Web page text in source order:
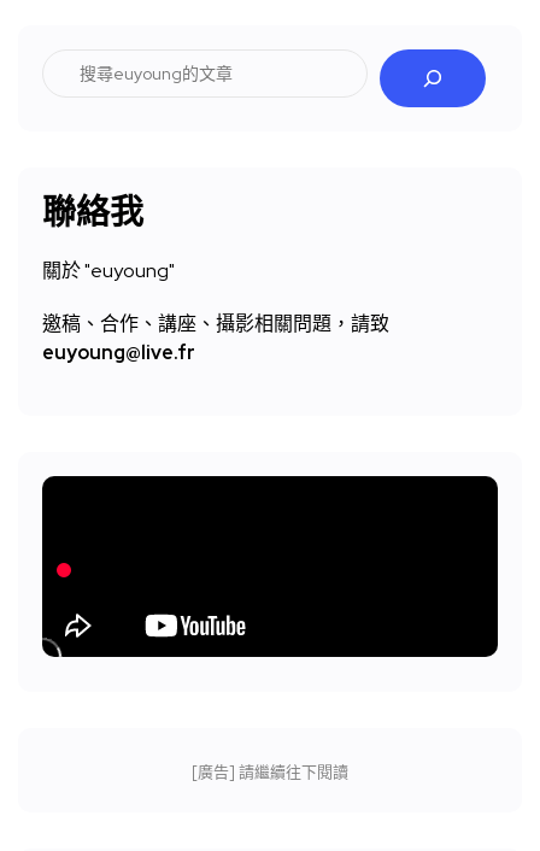
聯絡我
關於 "euyoung"
邀稿、合作、講座、攝影相關問題，請致
euyoung@live.fr
[廣告] 請繼續往下閱讀